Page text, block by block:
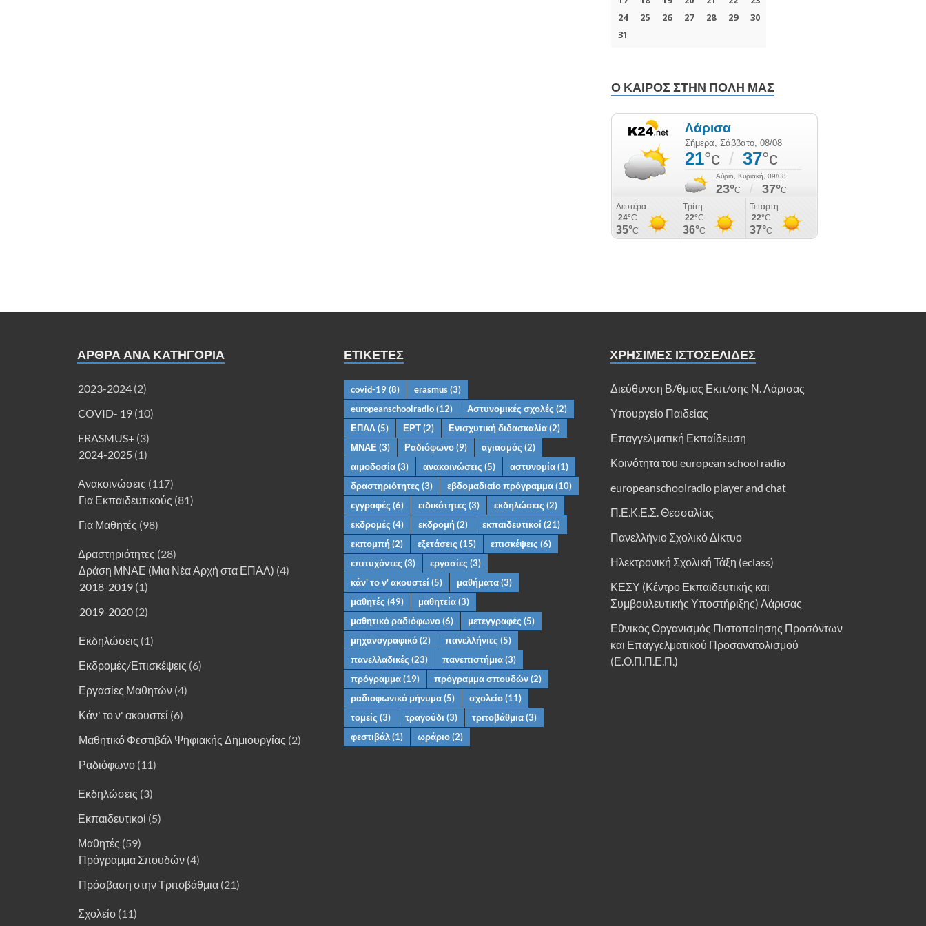
Ο ΚΑΙΡΌΣ ΣΤΗΝ ΠΌΛΗ ΜΑΣ
ΑΡΘΡΑ ΑΝΑ ΚΑΤΗΓΟΡΊΑ
2023-2024 (2)
COVID- 19 (10)
ERASMUS+ (3)
2024-2025 (1)
Ανακοινώσεις (117)
Για Εκπαιδευτικούς (81)
Για Μαθητές (98)
Δραστηριότητες (28)
Δράση ΜΝΑΕ (Μια Νέα Αρχή στα ΕΠΑΛ) (4)
2018-2019 (1)
2019-2020 (2)
Εκδηλώσεις (1)
Εκδρομές/Επισκέψεις (6)
Εργασίες Μαθητών (4)
Κάν' το ν' ακουστεί (6)
Μαθητικό Φεστιβάλ Ψηφιακής Δημιουργίας (2)
Ραδιόφωνο (11)
Εκδηλώσεις (3)
Εκπαιδευτικοί (5)
Μαθητές (59)
Πρόγραμμα Σπουδών (4)
Πρόσβαση στην Τριτοβάθμια (21)
Σχολείο (11)
ΕΤΙΚΈΤΕΣ
covid-19(8) erasmus(3)
europeanschoolradio(12) Αστυνομικές σχολές (2)
ΕΠΑΛ (5) ΕΡΤ(2) Ενισχυτική διδασκαλία(2)
ΜΝΑΕ (3) Ραδιόφωνο(9) αγιασμός (2)
αιμοδοσία(3) ανακοινώσεις (5) αστυνομία(1)
δραστηριότητες (3) εβδομαδιαίο πρόγραμμα(10)
εγγραφές (6) ειδικότητες (3) εκδηλώσεις (2)
εκδρομές (4) εκδρομή(2) εκπαιδευτικοί (21)
εκπομπή(2) εξετάσεις (15) επισκέψεις (6)
επιτυχόντες (3) εργασίες (3)
κάν' το ν' ακουστεί (5) μαθήματα(3)
μαθητές (49) μαθητεία(3)
μαθητικό ραδιόφωνο(6) μετεγγραφές (5)
μηχανογραφικό(2) πανελλήνιες (5)
πανελλαδικές (23) πανεπιστήμια(3)
πρόγραμμα(19) πρόγραμμα σπουδών(2)
ραδιοφωνικό μήνυμα(5) σχολείο(11)
τομείς (3) τραγούδι (3) τριτοβάθμια(3)
φεστιβάλ(1) ωράριο(2)
ΧΡΗΣΙΜΕΣ ΙΣΤΟΣΕΛΙΔΕΣ
Διεύθυνση Β/θμιας Εκπ/σης Ν. Λάρισας
Υπουργείο Παιδείας
Επαγγελματική Εκπαίδευση
Κοινότητα του european school radio
europeanschoolradio player and chat
Π.Ε.Κ.Ε.Σ. Θεσσαλίας
Πανελλήνιο Σχολικό Δίκτυο
Ηλεκτρονική Σχολική Τάξη (eclass)
ΚΕΣΥ (Κέντρο Εκπαιδευτικής και
Συμβουλευτικής Υποστήριξης) Λάρισας
Εθνικός Οργανισμός Πιστοποίησης Προσόντων
και Επαγγελματικού Προσανατολισμού
(Ε.Ο.Π.Π.Ε.Π.)